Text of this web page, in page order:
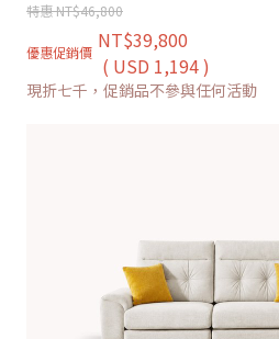
特惠 NT$46,800
優惠促銷價 NT$39,800
( USD 1,194 )
現折七千，促銷品不參與任何活動